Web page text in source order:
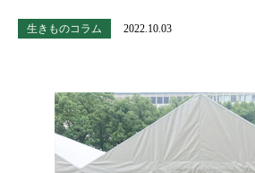
生きものコラム 2022.10.03